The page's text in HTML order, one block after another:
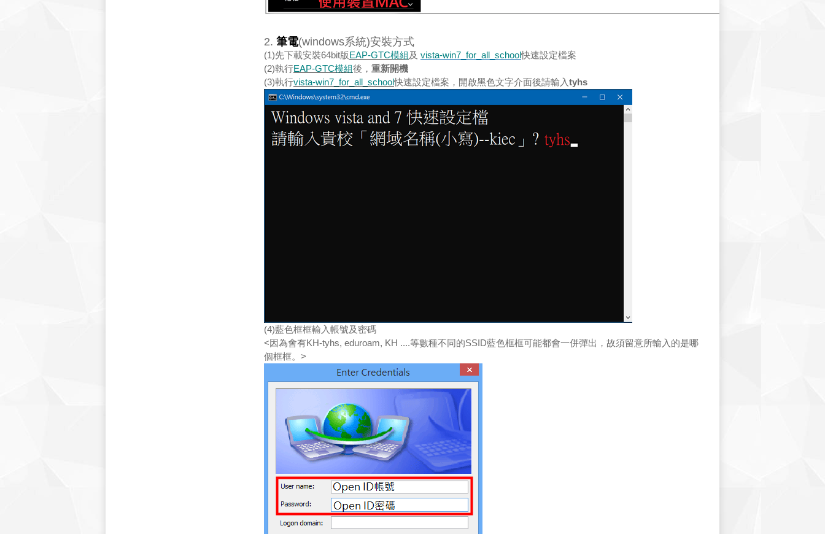
2. 筆電(windows系統)安裝方式
(1)先下載安裝64bit版EAP-GTC模組 及 vista-win7_for_all_school快速設定檔案
(2)執行EAP-GTC模組後， 重新開機
(3)執行vista-win7_for_all_school快速設定檔案，開啟黑色文字介面後請輸入tyhs
(4)藍色框框輸入帳號及密碼
<因為會有KH-tyhs, eduroam, KH ....等數種不同的SSID藍色框框可能都會一併彈出，故須留意所輸入的是哪
個框框。>